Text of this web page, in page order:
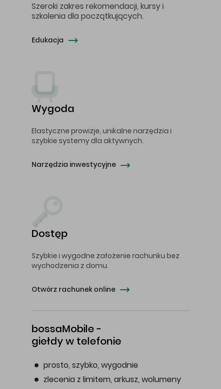
Szeroki zakres rekomendacji, kursy i
szkolenia dla początkujących.
Edukacja
Wygoda
Elastyczne prowizje, unikalne narzędzia i
szybkie systemy dla aktywnych.
Narzędzia inwestycyjne
Dostęp
Szybkie i wygodne założenie rachunku bez
wychodzenia z domu.
Otwórz rachunek online
bossaMobile -
giełdy w telefonie
prosto, szybko, wygodnie
zlecenia z limitem, arkusz, wolumeny